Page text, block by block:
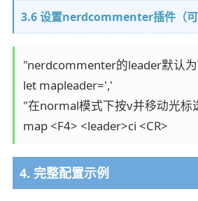
3.6 设置nerdcommenter插件（可
"nerdcommenter的leader默认
let mapleader=','
"在normal模式下按v并移动光标
map <F4> <leader>ci <CR>
4. 完整配置示例